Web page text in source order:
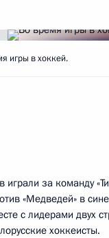
игры в хоккей.
играли за команду
«Медведей» в
с лидерами двух
хоккеисты.